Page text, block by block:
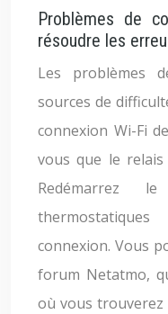
Problèmes de
résoudre les
Les problèmes
sources de
connexion Wi-Fi
vous que le
connexion. Vous
forum Netatmo,
où vous trouverez